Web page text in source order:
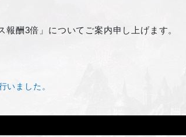
酬3倍」についてご案内申し上げます。
いました。